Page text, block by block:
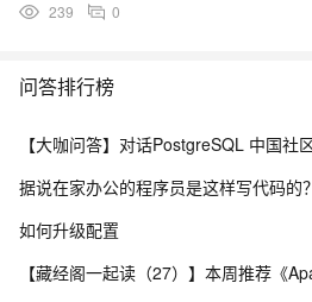
239 0
问答排行榜
据说在家办公的程序员是这样写代码的？
如何升级配置